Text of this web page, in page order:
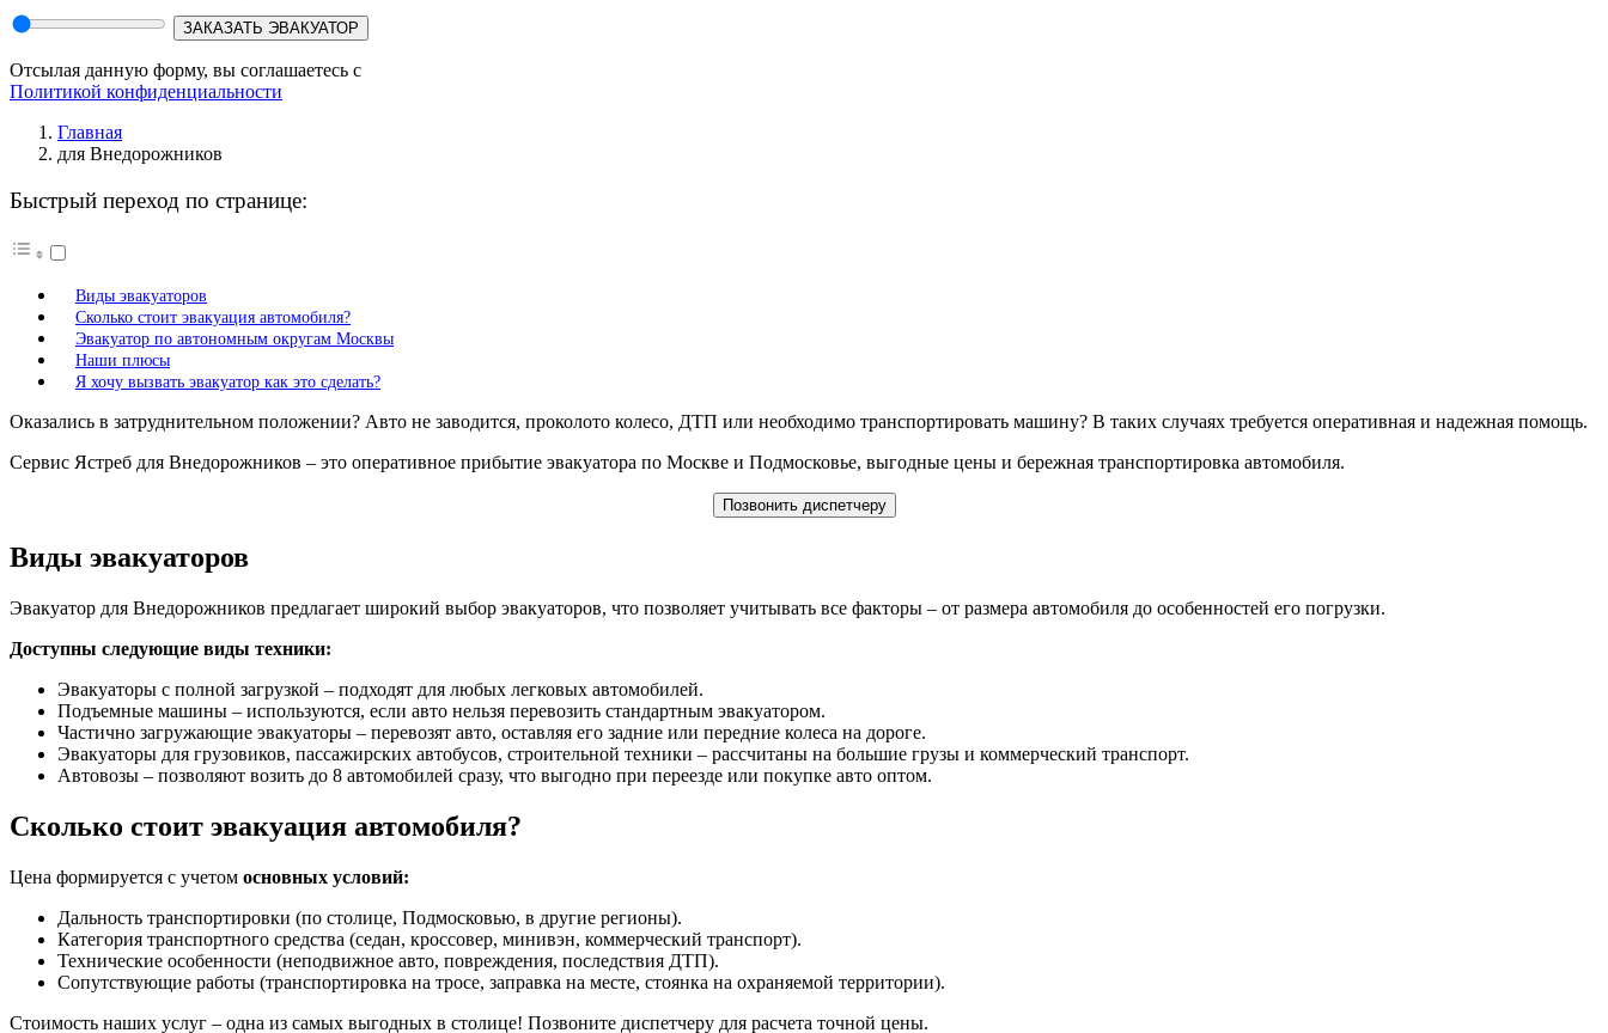
ЗАКАЗАТЬ ЭВАКУАТОР
Отсылая данную форму, вы соглашаетесь с
Политикой конфиденциальности
Главная
для Внедорожников
Быстрый переход по странице:
Виды эвакуаторов
Сколько стоит эвакуация автомобиля?
Эвакуатор по автономным округам Москвы
Наши плюсы
Я хочу вызвать эвакуатор как это сделать?
Оказались в затруднительном положении? Авто не заводится, проколото колесо, ДТП или необходимо транспортировать машину? В таких случаях требуется оперативная и надежная помощь.
Сервис Ястреб для Внедорожников – это оперативное прибытие эвакуатора по Москве и Подмосковье, выгодные цены и бережная транспортировка автомобиля.
Позвонить диспетчеру
Виды эвакуаторов
Эвакуатор для Внедорожников предлагает широкий выбор эвакуаторов, что позволяет учитывать все факторы – от размера автомобиля до особенностей его погрузки.
Доступны следующие виды техники:
Эвакуаторы с полной загрузкой – подходят для любых легковых автомобилей.
Подъемные машины – используются, если авто нельзя перевозить стандартным эвакуатором.
Частично загружающие эвакуаторы – перевозят авто, оставляя его задние или передние колеса на дороге.
Эвакуаторы для грузовиков, пассажирских автобусов, строительной техники – рассчитаны на большие грузы и коммерческий транспорт.
Автовозы – позволяют возить до 8 автомобилей сразу, что выгодно при переезде или покупке авто оптом.
Сколько стоит эвакуация автомобиля?
Цена формируется с учетом основных условий:
Дальность транспортировки (по столице, Подмосковью, в другие регионы).
Категория транспортного средства (седан, кроссовер, минивэн, коммерческий транспорт).
Технические особенности (неподвижное авто, повреждения, последствия ДТП).
Сопутствующие работы (транспортировка на тросе, заправка на месте, стоянка на охраняемой территории).
Стоимость наших услуг – одна из самых выгодных в столице! Позвоните диспетчеру для расчета точной цены.